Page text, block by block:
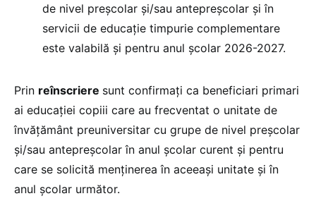
de nivel preșcolar și/sau antepreșcolar și în
servicii de educație timpurie complementare
este valabilă și pentru anul școlar 2026-2027.
Prin reînscriere sunt confirmați ca beneficiari primari
ai educației copiii care au frecventat o unitate de
învățământ preuniversitar cu grupe de nivel preșcolar
și/sau antepreșcolar în anul școlar curent și pentru
care se solicită menținerea în aceeași unitate și în
anul școlar următor.